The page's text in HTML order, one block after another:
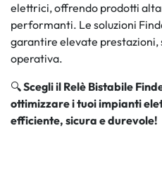
elettrici, offrendo prodotti
performanti. Le soluzioni
garantire elevate prestazioni,
operativa.
🔍Scegli il Relè Bistabile
ottimizzare i tuoi impianti
efficiente, sicura e durevole!